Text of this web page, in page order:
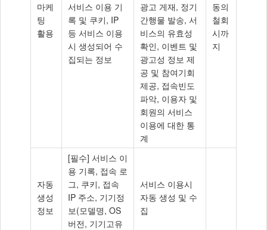
마케
팅
활용
서비스 이용 기
록 및 쿠키, IP
등 서비스 이용
시 생성되어 수
집되는 정보
광고 게재, 정기
간행물 발송, 서
비스의 유효성
확인, 이벤트 및
광고성 정보 제
공 및 참여기회
제공, 접속빈도
파악, 이용자 및
회원의 서비스
이용에 대한 통
계
동의
철회
시까
지
자동
생성
정보
[필수] 서비스 이
용 기록, 접속 로
그, 쿠키, 접속
IP 주소, 기기정
보(모델명, OS
버전, 기기고유
서비스 이용시
자동 생성 및 수
집